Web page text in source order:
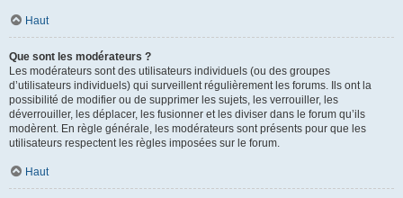
Haut
Que sont les modérateurs ?
Les modérateurs sont des utilisateurs individuels (ou des groupes
d’utilisateurs individuels) qui surveillent régulièrement les forums. Ils ont la
possibilité de modifier ou de supprimer les sujets, les verrouiller, les
déverrouiller, les déplacer, les fusionner et les diviser dans le forum qu’ils
modèrent. En règle générale, les modérateurs sont présents pour que les
utilisateurs respectent les règles imposées sur le forum.
Haut